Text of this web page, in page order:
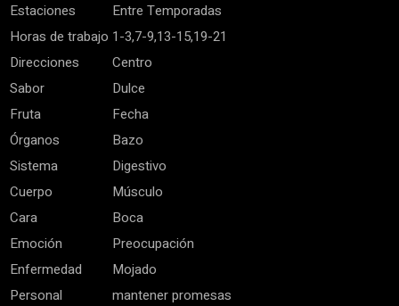
Estaciones
Entre Temporadas
Horas de trabajo 1-3,7-9,13-15,19-21
Direcciones
Centro
Sabor
Dulce
Fruta
Fecha
Órganos
Bazo
Sistema
Digestivo
Cuerpo
Músculo
Cara
Boca
Emoción
Preocupación
Enfermedad
Mojado
Personal
mantener promesas